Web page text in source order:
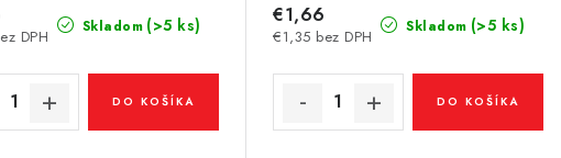
Skladom (>5 ks)
DPH
DO KOŠÍKA
Skladom (>5 ks)
€1,35 bez DPH
€1,66
DO KOŠÍKA